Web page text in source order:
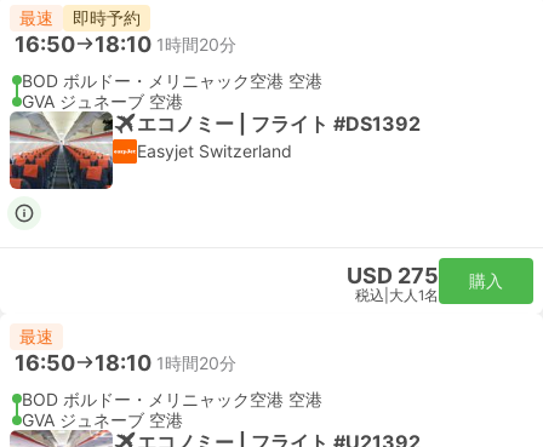
最速 即時予約
16:50 18:10 1時間20分
BOD ボルドー・メリニャック空港 空港
GVA ジュネーブ 空港
エコノミー | フライト #DS1392
Easyjet Switzerland
USD 275
税込 大人1名
購入
最速
16:50 18:10 1時間20分
BOD ボルドー・メリニャック空港 空港
GVA ジュネーブ 空港
エコノミー | フライト #U21392